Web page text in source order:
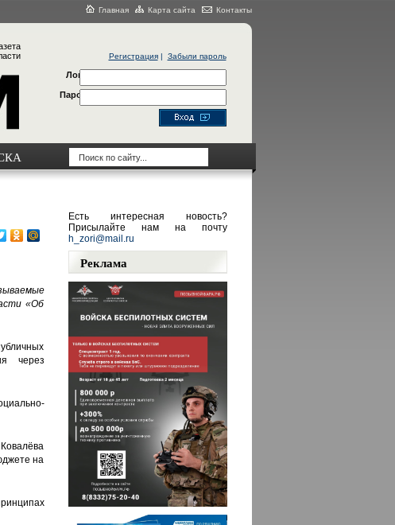
Главная Карта сайта Контакты
Регистрация| Забыли пароль
Логин
Пароль
«Об
через
на
Есть интересная новость?
Присылайте нам на почту
h_zori@mail.ru
Реклама